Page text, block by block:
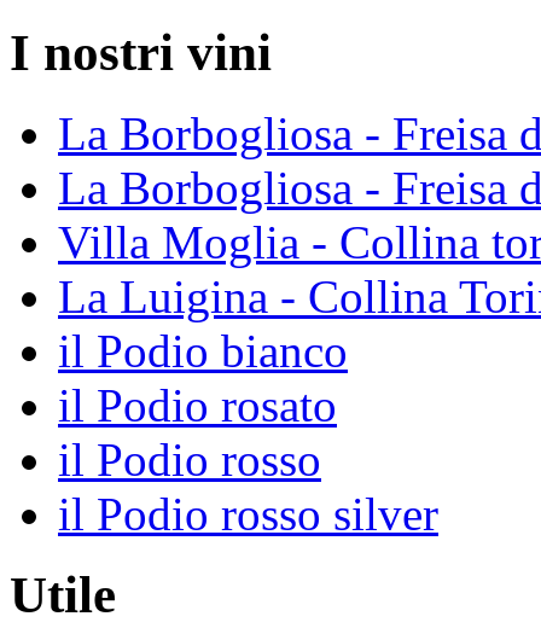
I nostri vini
La Borbogliosa - Freisa
La Borbogliosa - Freisa
Villa Moglia - Collina
La Luigina - Collina
il Podio bianco
il Podio rosato
il Podio rosso
il Podio rosso silver
Utile